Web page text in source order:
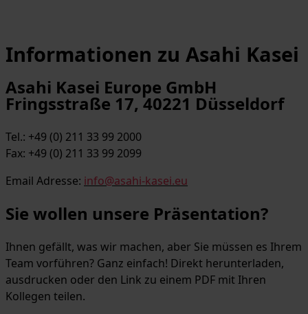
Informationen zu Asahi Kasei
Asahi Kasei Europe GmbH
Fringsstraße 17, 40221 Düsseldorf
Tel.: +49 (0) 211 33 99 2000
Fax: +49 (0) 211 33 99 2099
Email Adresse: info@asahi-kasei.eu
Sie wollen unsere Präsentation?
Ihnen gefällt, was wir machen, aber Sie müssen es Ihrem
Team vorführen? Ganz einfach! Direkt herunterladen,
ausdrucken oder den Link zu einem PDF mit Ihren
Kollegen teilen.